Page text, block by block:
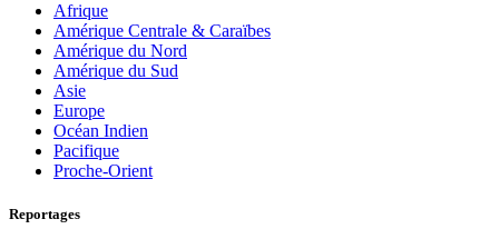
Afrique
Amérique Centrale & Caraïbes
Amérique du Nord
Amérique du Sud
Asie
Europe
Océan Indien
Pacifique
Proche-Orient
Reportages